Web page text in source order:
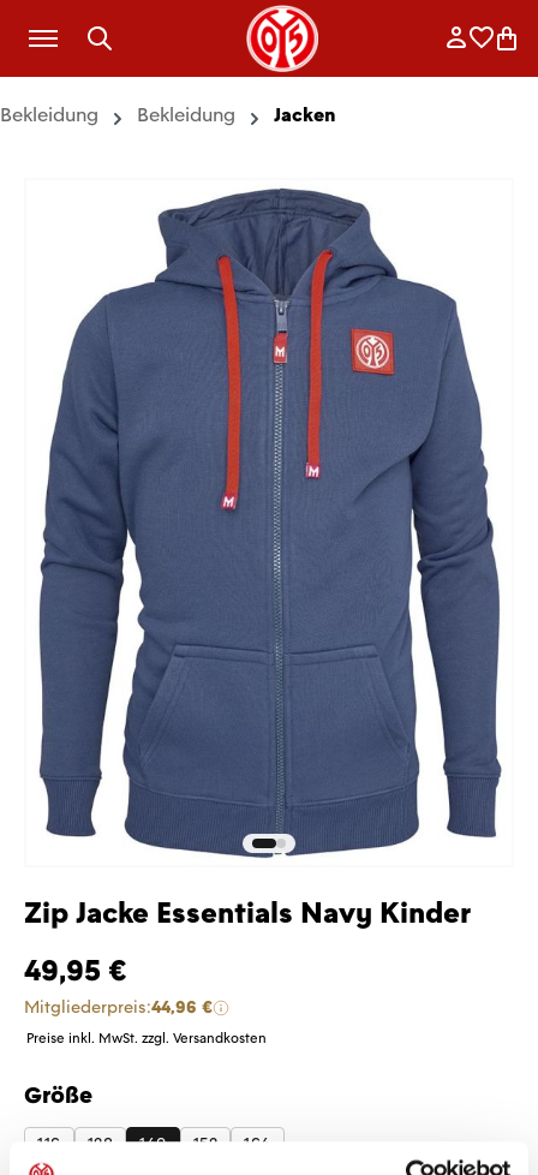
Zum Hauptinhalt springen
Bekleidung Bekleidung Jacken
Zip Jacke Essentials Navy Kinder
49,95 €
Mitgliederpreis:44,96 €
Preise inkl. MwSt. zzgl. Versandkosten
Größe
auswählen
116 128 140 152 164